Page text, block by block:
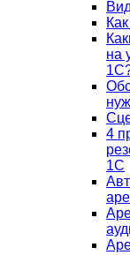
на
4
1С